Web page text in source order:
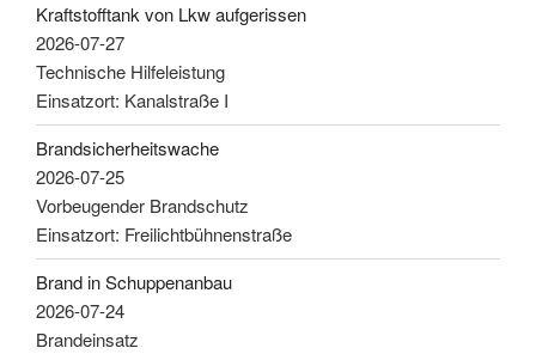
Kraftstofftank von Lkw aufgerissen
2026-07-27
Technische Hilfeleistung
Einsatzort: Kanalstraße I
Brandsicherheitswache
2026-07-25
Vorbeugender Brandschutz
Einsatzort: Freilichtbühnenstraße
Brand in Schuppenanbau
2026-07-24
Brandeinsatz